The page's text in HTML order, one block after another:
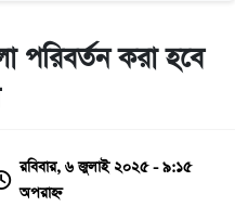
পরিবর্তন করা হবে
রবিবার, ৬ জুলাই ২০২৫ - ৯:১৫
অপরাহ্ন